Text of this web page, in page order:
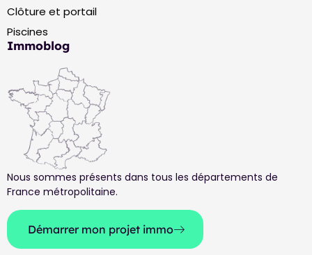
Clôture et portail
Piscines
Immoblog
Nous sommes présents dans tous les départements de
France métropolitaine.
Démarrer mon projet immo